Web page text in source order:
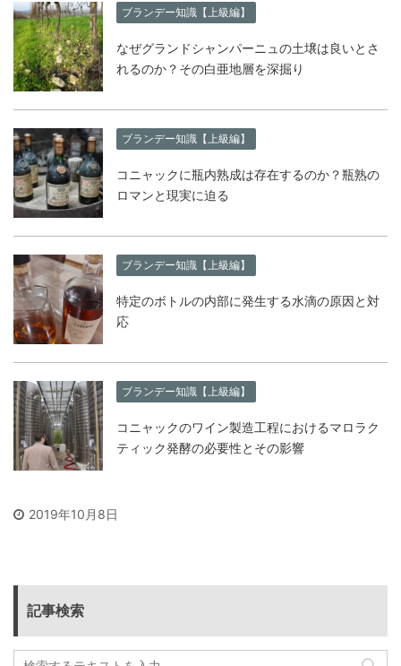
ブランデー知識【上級編】
なぜグランドシャンパーニュの土壌は良いとさ
れるのか？その白亜地層を深掘り
ブランデー知識【上級編】
コニャックに瓶内熟成は存在するのか？瓶熟の
ロマンと現実に迫る
ブランデー知識【上級編】
特定のボトルの内部に発生する水滴の原因と対
応
ブランデー知識【上級編】
コニャックのワイン製造工程におけるマロラク
ティック発酵の必要性とその影響
2019年10月8日
記事検索